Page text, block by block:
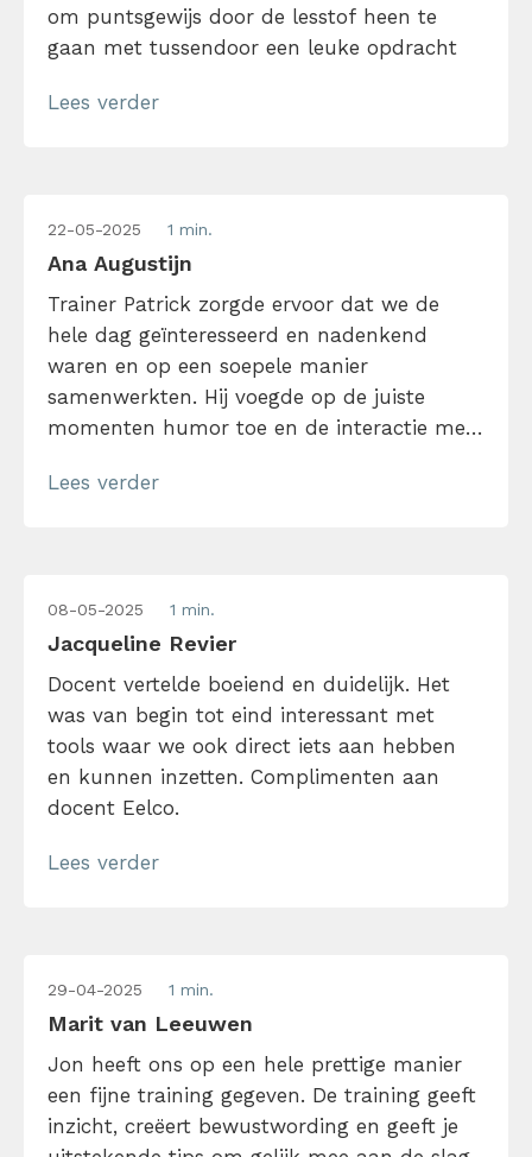
om puntsgewijs door de lesstof heen te
gaan met tussendoor een leuke opdracht
Lees verder
22-05-2025 1 min.
Ana Augustijn
Trainer Patrick zorgde ervoor dat we de
hele dag geïnteresseerd en nadenkend
waren en op een soepele manier
samenwerkten. Hij voegde op de juiste
momenten humor toe en de interactie met
Nederlands niet mijn moedertaal is, vond ik
Lees verder
08-05-2025 1 min.
Jacqueline Revier
Docent vertelde boeiend en duidelijk. Het
was van begin tot eind interessant met
tools waar we ook direct iets aan hebben
en kunnen inzetten. Complimenten aan
docent Eelco.
Lees verder
29-04-2025 1 min.
Marit van Leeuwen
Jon heeft ons op een hele prettige manier
een fijne training gegeven. De training geeft
inzicht, creëert bewustwording en geeft je